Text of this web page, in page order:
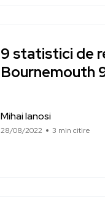
9 statistici de
Bournemouth
Mihai Ianosi
28/08/2022 3 min citire